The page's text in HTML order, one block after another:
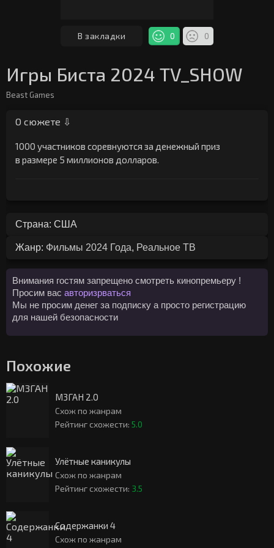
В закладки 0 0
Игры Биста 2024 TV_SHOW
Beast Games
О сюжете ⇩
1000 участников соревнуются за денежный приз
в размере 5 миллионов долларов.
Страна: США
Жанр: Фильмы 2024 Года, Реальное ТВ
Внимания гостям запрещено смотреть кинопремьеру !
Просим вас авторизрваться
Мы не просим денег за подписку а просто регистрацию
для нашей безопасности
Похожие
М3ГАН 2.0
Схож по жанрам
Рейтинг схожести: 5.0
Улётные каникулы
Схож по жанрам
Рейтинг схожести: 3.5
Содержанки 4
Схож по жанрам